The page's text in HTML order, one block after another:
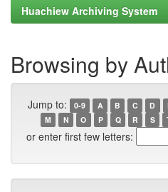
Huachiew Archiving System
Browsing by
Jump to: 0-9 A B C D
M
N O P Q R S
or enter first few letters: